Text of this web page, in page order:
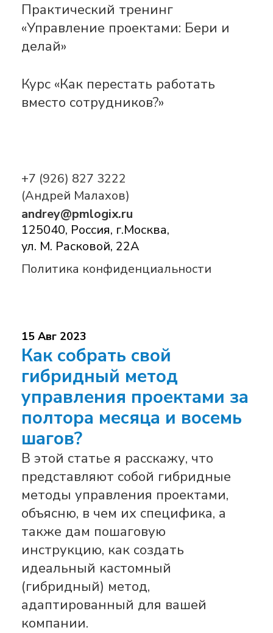
+7 (926) 827 3222
(Андрей Малахов)
andrey@pmlogix.ru
125040, Россия, г.Москва,
ул. М. Расковой, 22А
Политика конфиденциальности
Практический тренинг
«Управление проектами: Бери и
делай»
Курс «Как перестать работать
вместо сотрудников?»
15 Авг 2023
Как собрать свой
гибридный метод
управления проектами за
полтора месяца и восемь
шагов?
В этой статье я расскажу, что
представляют собой гибридные
методы управления проектами,
объясню, в чем их специфика, а
также дам пошаговую
инструкцию, как создать
идеальный кастомный
(гибридный) метод,
адаптированный для вашей
компании.